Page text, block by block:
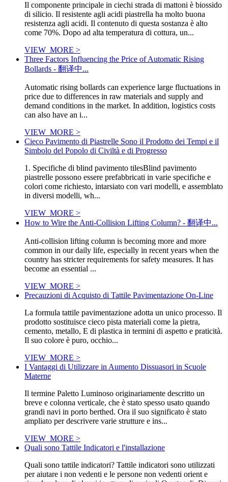
Il componente principale in ciechi strada di mattoni è biossido
di silicio. Il resistente agli acidi piastrella ha molto buona
resistenza agli acidi. Il contenuto di questa sostanza è alto
come 70%. Dopo ad alta temperatura di cottura, un...
VIEW_MORE >
Three Factors Influencing the Price of Automatic Rising
Bollards - 翻译中...
Automatic rising bollards can experience large fluctuations in
price due to differences in raw materials and supply and
demand conditions in the market. In addition, logistics costs
can also have an i...
VIEW_MORE >
Cieco Pavimento di Piastrelle Sono il Prodotto dei Tempi e il
Simbolo del Popolo di Civiltà e di Progresso
1. Specifiche di blind pavimento tilesBlind pavimento
piastrelle possono essere prefabbricati in varie specifiche e
colori come richiesto, intarsiato con vari modelli, e assemblato
in diversi modelli, wh...
VIEW_MORE >
How to Wire the Anti-Collision Lifting Column? - 翻译中...
Anti-collision lifting column is becoming more and more
common in our daily life, especially in recent years when the
country has stricter requirements for safety measures. It has
become an essential ...
VIEW_MORE >
Precauzioni di Acquisto di Tattile Pavimentazione On-Line
La formula tattile pavimentazione adotta un unico processo. Il
prodotto sostituisce cieco pista materiali come la pietra,
cemento, metallo, E di plastica in termini di aspetto e praticità.
Il suo colore è puro, occhio...
VIEW_MORE >
I Vantaggi di Utilizzare in Aumento Dissuasori in Scuole
Materne
Il termine Paletto Luminoso originariamente descritto un
breve e colonna verticale, che è stato spesso usato quando
grandi navi in porto berthed. Ora il suo significato è stato
ampliato per descrivere varie strutture e ins...
VIEW_MORE >
Quali sono Tattile Indicatori e l'installazione
Quali sono tattile indicatori? Tattile indicatori sono utilizzati
per aiutare i non vedenti e le persone non vedenti orient e